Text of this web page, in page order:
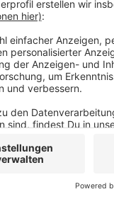
Anzeige